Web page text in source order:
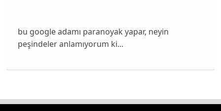
bu google adamı paranoyak yapar, neyin
peşindeler anlamıyorum ki...